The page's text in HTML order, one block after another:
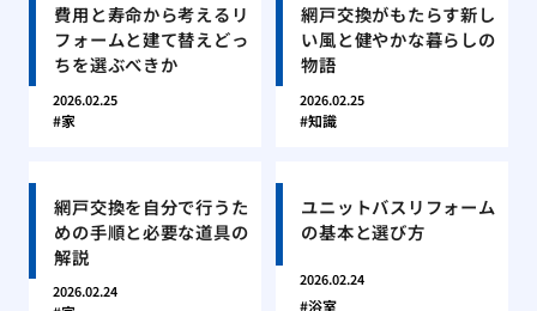
費用と寿命から考えるリ
フォームと建て替えどっ
ちを選ぶべきか
2026.02.25
家
網戸交換がもたらす新し
い風と健やかな暮らしの
物語
2026.02.25
知識
網戸交換を自分で行うた
めの手順と必要な道具の
解説
2026.02.24
ユニットバスリフォーム
の基本と選び方
2026.02.24
浴室